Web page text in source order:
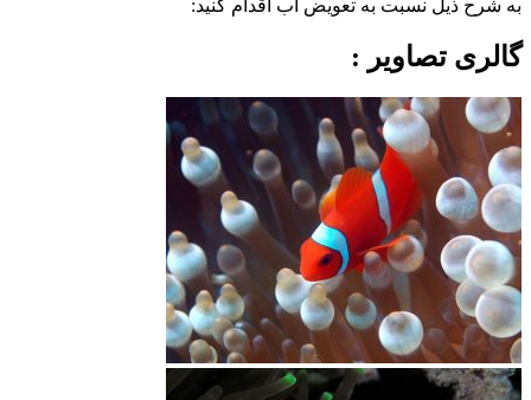
به شرح ذیل نسبت به تعویض آب اقدام کنید:
گالری تصاویر :